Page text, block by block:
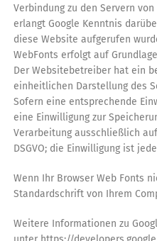
Verbindung zu den Servern
erlangt Google Kenntnis
diese Website aufgerufen
WebFonts erfolgt auf
Der Websitebetreiber hat ein
einheitlichen Darstellung des
Sofern eine entsprechende
eine Einwilligung zur
Verarbeitung ausschließlich
DSGVO; die Einwilligung ist
Wenn Ihr Browser Web Fonts
Standardschrift von Ihrem
Weitere Informationen zu